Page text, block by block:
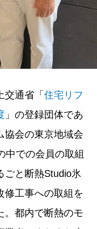
通省「 住宅リフ
」の登録団体であ
協会の東京地域会
中での会員の取組
ごと断熱Studio氷
修工事への取組を
。都内で断熱のモ